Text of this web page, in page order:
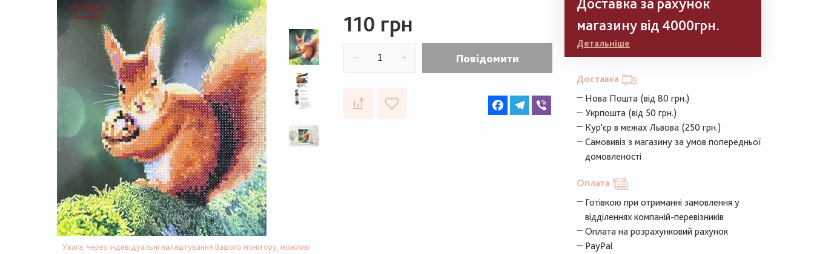
Увага, через індивідуальні налаштування Вашого монітору, можливі
110 грн
Повідомити
FacebookTelegram
магазину від 4000грн.
Детальніше
Доставка
Нова Пошта (від 80 грн.)
Укрпошта (від 50 грн.)
Кур'єр в межах Львова (250 грн.)
Самовивіз з магазину за умов попередньої
домовленості
Оплата
Готівкою при отриманні замовлення у
відділеннях компаній-перевізників
Оплата на розрахунковий рахунок
PayPal